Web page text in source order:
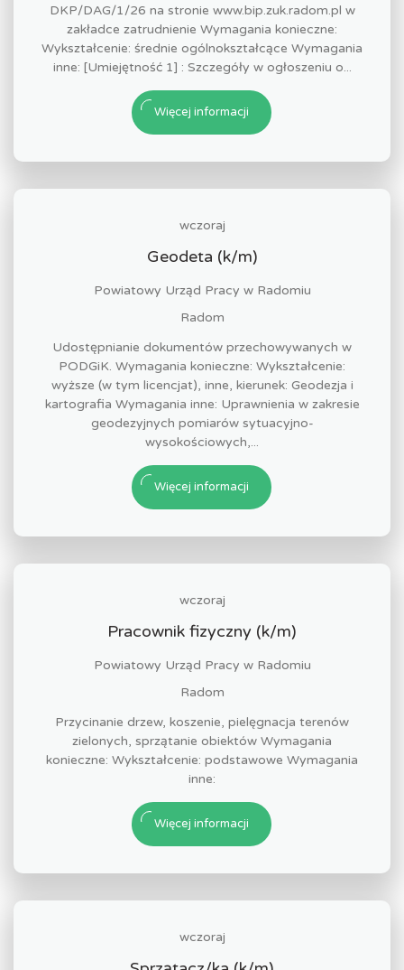
DKP/DAG/1/26 na stronie www.bip.zuk.radom.pl w
zakładce zatrudnienie Wymagania konieczne:
Wykształcenie: średnie ogólnokształcące Wymagania
inne: [Umiejętność 1] : Szczegóły w ogłoszeniu o...
Więcej informacji
wczoraj
Geodeta (k/m)
Powiatowy Urząd Pracy w Radomiu
Radom
Udostępnianie dokumentów przechowywanych w
PODGiK. Wymagania konieczne: Wykształcenie:
wyższe (w tym licencjat), inne, kierunek: Geodezja i
kartografia Wymagania inne: Uprawnienia w zakresie
geodezyjnych pomiarów sytuacyjno-
wysokościowych,...
Więcej informacji
wczoraj
Pracownik fizyczny (k/m)
Powiatowy Urząd Pracy w Radomiu
Radom
Przycinanie drzew, koszenie, pielęgnacja terenów
zielonych, sprzątanie obiektów Wymagania
konieczne: Wykształcenie: podstawowe Wymagania
inne:
Więcej informacji
wczoraj